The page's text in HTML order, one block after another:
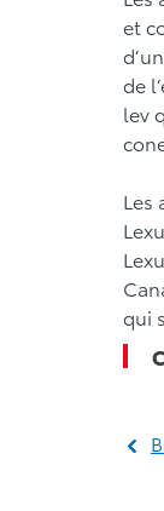
et
de
lev
Les
qui